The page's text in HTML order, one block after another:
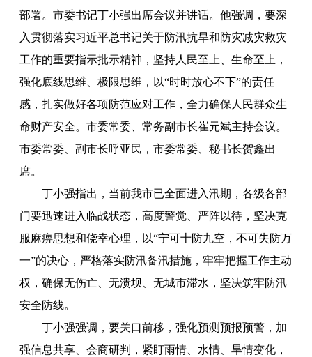
部署。市委书记丁小强出席会议并讲话。他强调，要深
入贯彻落实习近平总书记关于防汛抗旱和防灾减灾救灾
工作的重要指示批示精神，坚持人民至上、生命至上，
强化底线思维、极限思维，以“时时放心不下”的责任
感，扎实做好各项防范应对工作，全力确保人民群众生
命财产安全。市委常委、常务副市长崔元斌主持会议。
市委常委、副市长呼亚民，市委常委、秘书长贺鑫出
席。
丁小强指出，当前我市已全面进入汛期，各级各部
门要迅速进入临战状态，高度警觉、严阵以待，坚决克
服麻痹思想和侥幸心理，以“宁可十防九空，不可失防万
一”的决心，严格落实防汛备汛措施，牢牢把握工作主动
权，确保无伤亡、无溃坝、无城市滞水，坚决筑牢防汛
安全防线。
丁小强强调，要关口前移，强化预测预报预警，加
强信息共享、会商研判，紧盯雨情、水情、旱情变化，